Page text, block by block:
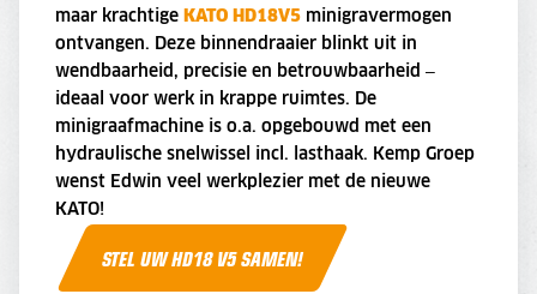
maar krachtige KATO HD18V5 minigravermogen
ontvangen. Deze binnendraaier blinkt uit in
wendbaarheid, precisie en betrouwbaarheid –
ideaal voor werk in krappe ruimtes. De
minigraafmachine is o.a. opgebouwd met een
hydraulische snelwissel incl. lasthaak. Kemp Groep
wenst Edwin veel werkplezier met de nieuwe
KATO!
STEL UW HD18 V5 SAMEN!